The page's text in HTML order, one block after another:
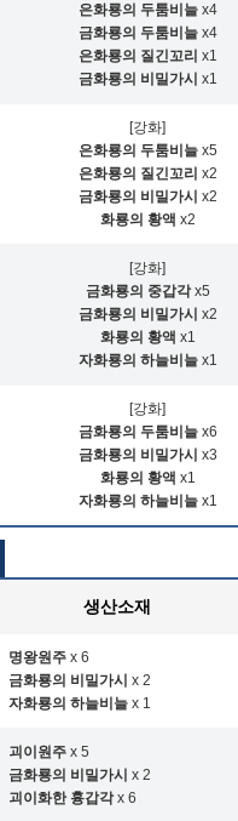
은화룡의 두툼비늘x4
금화룡의 두툼비늘x4
은화룡의 질긴꼬리 x1
금화룡의 비밀가시 x1
[강화]
은화룡의 두툼비늘x5
은화룡의 질긴꼬리 x2
금화룡의 비밀가시 x2
화룡의 황액 x2
[강화]
금화룡의 중갑각x5
금화룡의 비밀가시 x2
화룡의 황액 x1
자화룡의 하늘비늘x1
[강화]
금화룡의 두툼비늘x6
금화룡의 비밀가시 x3
화룡의 황액 x1
자화룡의 하늘비늘x1
생산소재
명왕원주 x 6
금화룡의 비밀가시 x 2
자화룡의 하늘비늘 x 1
괴이원주 x 5
금화룡의 비밀가시 x 2
괴이화한 흉갑각x 6